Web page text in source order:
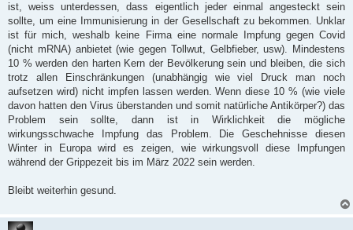
ist, weiss unterdessen, dass eigentlich jeder einmal angesteckt sein
sollte, um eine Immunisierung in der Gesellschaft zu bekommen. Unklar
ist für mich, weshalb keine Firma eine normale Impfung gegen Covid
(nicht mRNA) anbietet (wie gegen Tollwut, Gelbfieber, usw). Mindestens
10 % werden den harten Kern der Bevölkerung sein und bleiben, die sich
trotz allen Einschränkungen (unabhängig wie viel Druck man noch
aufsetzen wird) nicht impfen lassen werden. Wenn diese 10 % (wie viele
davon hatten den Virus überstanden und somit natürliche Antikörper?) das
Problem sein sollte, dann ist in Wirklichkeit die mögliche
wirkungsschwache Impfung das Problem. Die Geschehnisse diesen
Winter in Europa wird es zeigen, wie wirkungsvoll diese Impfungen
während der Grippezeit bis im März 2022 sein werden.
Bleibt weiterhin gesund.